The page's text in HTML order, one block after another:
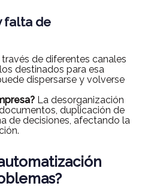
falta de
de diferentes canales
destinados para esa
dispersarse y volverse
La desorganización
duplicación de
de decisiones, afectando la